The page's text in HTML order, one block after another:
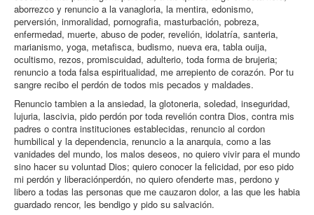
aborrezco y renuncio a la vanagloria, la mentira, edonismo,
perversión, inmoralidad, pornografia, masturbación, pobreza,
enfermedad, muerte, abuso de poder, revelión, idolatría, santeria,
marianismo, yoga, metafisca, budismo, nueva era, tabla ouija,
ocultismo, rezos, promiscuidad, adulterio, toda forma de brujeria;
renuncio a toda falsa espiritualidad, me arrepiento de corazón. Por tu
sangre recibo el perdón de todos mis pecados y maldades.
Renuncio tambien a la ansiedad, la glotoneria, soledad, inseguridad,
lujuria, lascivia, pido perdón por toda revelión contra Dios, contra mis
padres o contra instituciones establecidas, renuncio al cordon
humbilical y la dependencia, renuncio a la anarquia, como a las
vanidades del mundo, los malos deseos, no quiero vivir para el mundo
sino hacer su voluntad Dios; quiero conocer la felicidad, por eso pido
mi perdón y liberaciónperdón, no quiero ofenderte mas, perdono y
libero a todas las personas que me cauzaron dolor, a las que les habia
guardado rencor, les bendigo y pido su salvación.